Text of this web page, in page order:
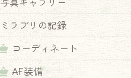
ミラプリの記録
コーディネート
AF装備